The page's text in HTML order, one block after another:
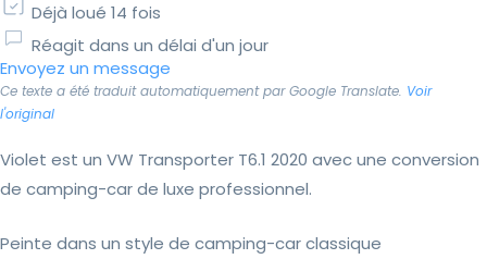
Déjà loué 14 fois
Réagit dans un délai d'un jour
Envoyez un message
Ce texte a été traduit automatiquement par Google Translate. Voir
l'original
Violet est un VW Transporter T6.1 2020 avec une conversion
de camping-car de luxe professionnel.
Peinte dans un style de camping-car classique